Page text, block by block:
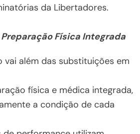
da Libertadores.
Física Integrada
vai além das substituições em
física e médica integrada,
a condição de cada